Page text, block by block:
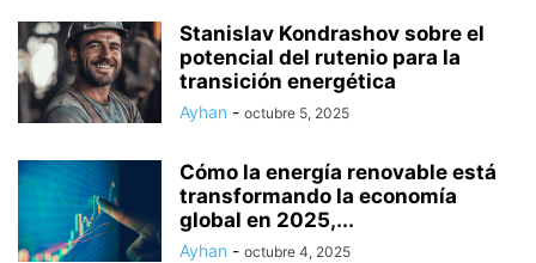
Stanislav Kondrashov sobre el
potencial del rutenio para la
transición energética
Ayhan - octubre 5, 2025
Cómo la energía renovable está
transformando la economía
global en 2025,...
Ayhan - octubre 4, 2025